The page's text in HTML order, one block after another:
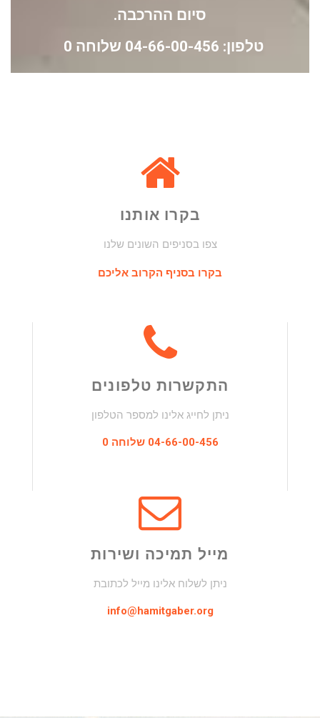
סיום ההרכבה.
טלפון: 04-66-00-456 שלוחה 0
בקרו אותנו
צפו בסניפים השונים שלנו
בקרו בסניף הקרוב אליכם
התקשרות טלפונים
ניתן לחייג אלינו למספר הטלפון
04-66-00-456 שלוחה 0
מייל תמיכה ושירות
ניתן לשלוח אלינו מייל לכתובת
info@hamitgaber.org